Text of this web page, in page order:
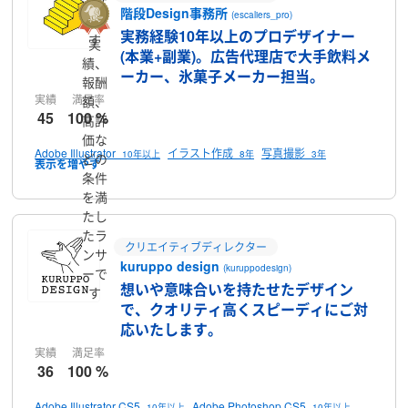
ーで
す
階段Design事務所(escaliers_pro)
実務経験10年以上のプロデザイナー
(本業+副業)。広告代理店で大手飲料メ
ーカー、氷菓子メーカー担当。
実績
45
満足率
100 %
Adobe Illustrator 10年以上 イラスト作成 8年 写真撮影 3年
実
績、
報酬
額、
高評
価な
どの
条件
を満
たし
たラ
ンサ
ーで
す
クリエイティブディレクター
kuruppo design(kuruppodesign)
想いや意味合いを持たせたデザイン
で、クオリティ高くスピーディにご対
応いたします。
実績
36
満足率
100 %